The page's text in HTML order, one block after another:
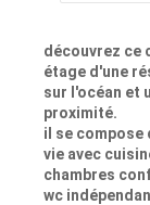
découvrez ce
étage d'une
sur l'océan et
proximité.
il se compose
vie avec
chambres
wc